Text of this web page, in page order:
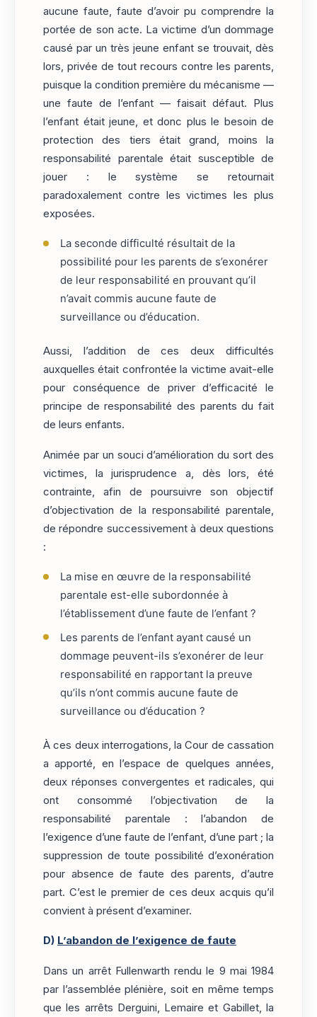
aucune faute, faute d’avoir pu comprendre la
portée de son acte. La victime d’un dommage
causé par un très jeune enfant se trouvait, dès
lors, privée de tout recours contre les parents,
puisque la condition première du mécanisme —
une faute de l’enfant — faisait défaut. Plus
l’enfant était jeune, et donc plus le besoin de
protection des tiers était grand, moins la
responsabilité parentale était susceptible de
jouer : le système se retournait
paradoxalement contre les victimes les plus
exposées.
La seconde difficulté résultait de la
possibilité pour les parents de s’exonérer
de leur responsabilité en prouvant qu’il
n’avait commis aucune faute de
surveillance ou d’éducation.
Aussi, l’addition de ces deux difficultés
auxquelles était confrontée la victime avait-elle
pour conséquence de priver d’efficacité le
principe de responsabilité des parents du fait
de leurs enfants.
Animée par un souci d’amélioration du sort des
victimes, la jurisprudence a, dès lors, été
contrainte, afin de poursuivre son objectif
d’objectivation de la responsabilité parentale,
de répondre successivement à deux questions
:
La mise en œuvre de la responsabilité
parentale est-elle subordonnée à
l’établissement d’une faute de l’enfant ?
Les parents de l’enfant ayant causé un
dommage peuvent-ils s’exonérer de leur
responsabilité en rapportant la preuve
qu’ils n’ont commis aucune faute de
surveillance ou d’éducation ?
À ces deux interrogations, la Cour de cassation
a apporté, en l’espace de quelques années,
deux réponses convergentes et radicales, qui
ont consommé l’objectivation de la
responsabilité parentale : l’abandon de
l’exigence d’une faute de l’enfant, d’une part ; la
suppression de toute possibilité d’exonération
pour absence de faute des parents, d’autre
part. C’est le premier de ces deux acquis qu’il
convient à présent d’examiner.
D) L’abandon de l’exigence de faute
Dans un arrêt Fullenwarth rendu le 9 mai 1984
par l’assemblée plénière, soit en même temps
que les arrêts Derguini, Lemaire et Gabillet, la